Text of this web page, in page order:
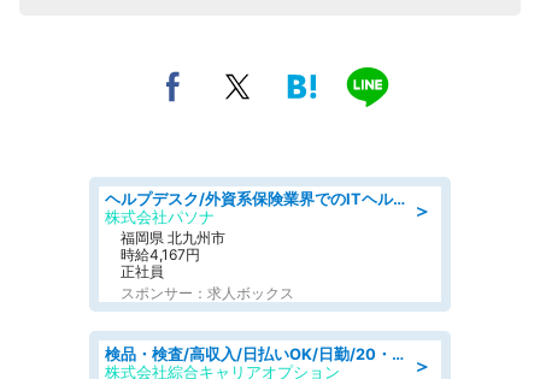
＞
ヘルプデスク/外資系保険業界でのITヘルプデスク業務/駅近/即日勤務可/ヘルプデスク
株式会社パソナ
福岡県 北九州市
時給4,167円
正社員
スポンサー：求人ボックス
＞
検品・検査/高収入/日払いOK/日勤/20・30・40代活躍中/製造 工場
株式会社綜合キャリアオプション